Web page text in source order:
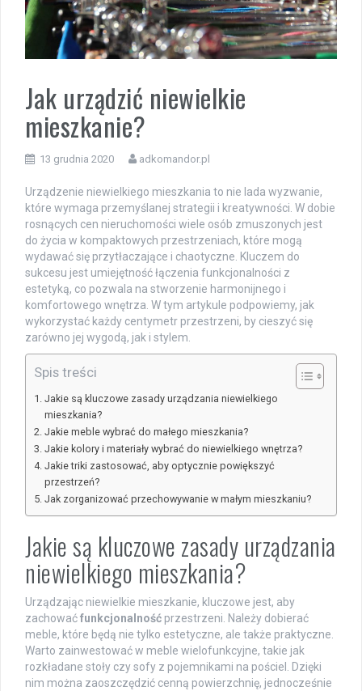
Jak urządzić niewielkie
mieszkanie?
13 grudnia 2020 adkomandor.pl
Urządzenie niewielkiego mieszkania to nie lada wyzwanie,
które wymaga przemyślanej strategii i kreatywności. W dobie
rosnących cen nieruchomości wiele osób zmuszonych jest
do życia w kompaktowych przestrzeniach, które mogą
wydawać się przytłaczające i chaotyczne. Kluczem do
sukcesu jest umiejętność łączenia funkcjonalności z
estetyką, co pozwala na stworzenie harmonijnego i
komfortowego wnętrza. W tym artykule podpowiemy, jak
wykorzystać każdy centymetr przestrzeni, by cieszyć się
zarówno jej wygodą, jak i stylem.
Spis treści
Jakie są kluczowe zasady urządzania niewielkiego
mieszkania?
Jakie meble wybrać do małego mieszkania?
Jakie kolory i materiały wybrać do niewielkiego wnętrza?
Jakie triki zastosować, aby optycznie powiększyć
przestrzeń?
Jak zorganizować przechowywanie w małym mieszkaniu?
Jakie są kluczowe zasady urządzania
niewielkiego mieszkania?
Urządzając niewielkie mieszkanie, kluczowe jest, aby
zachowaćfunkcjonalność przestrzeni. Należy dobierać
meble, które będą nie tylko estetyczne, ale także praktyczne.
Warto zainwestować w meble wielofunkcyjne, takie jak
rozkładane stoły czy sofy z pojemnikami na pościel. Dzięki
nim można zaoszczędzić cenną powierzchnię, jednocześnie